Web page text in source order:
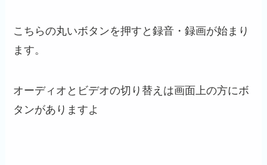
こちらの丸いボタンを押すと録音・録画が始まり
ます。
オーディオとビデオの切り替えは画面上の方にボ
タンがありますよ